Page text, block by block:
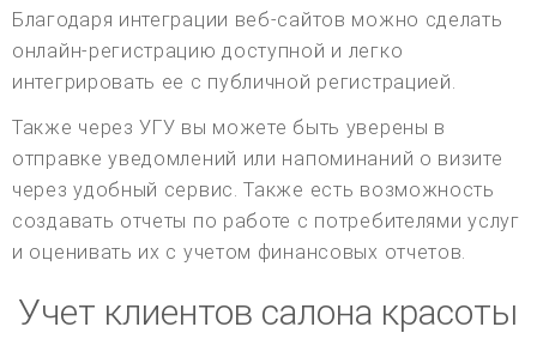
Благодаря интеграции веб-сайтов можно сделать
онлайн-регистрацию доступной и легко
интегрировать ее с публичной регистрацией.
Также через УГУ вы можете быть уверены в
отправке уведомлений или напоминаний о визите
через удобный сервис. Также есть возможность
создавать отчеты по работе с потребителями услуг
и оценивать их с учетом финансовых отчетов.
Учет клиентов салона красоты